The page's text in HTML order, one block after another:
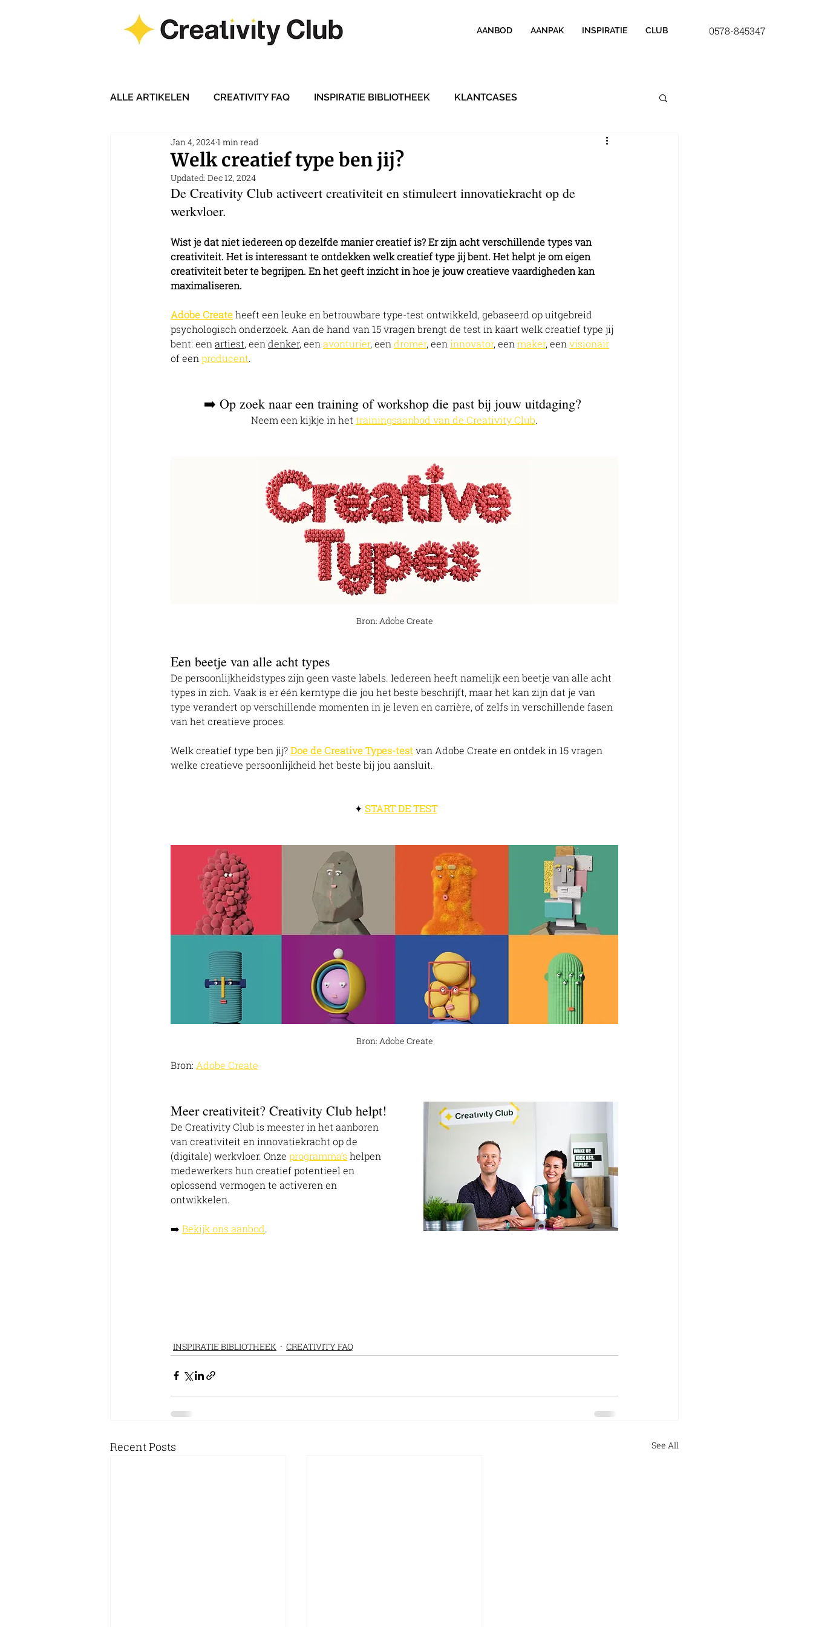
AANBOD AANPAK INSPIRATIE CLUB 0578-845347
ALLE ARTIKELEN CREATIVITY FAQ INSPIRATIE BIBLIOTHEEK KLANTCASES
Welk creatief type ben jij?
Jan 4, 20241 min read
Updated: Dec 12, 2024
De Creativity Club activeert creativiteit en stimuleert innovatiekracht op de
werkvloer.
Wist je dat niet iedereen op dezelfde manier creatief is? Er zijn acht verschillende types van
creativiteit. Het is interessant te ontdekken welk creatief type jij bent. Het helpt je om eigen
creativiteit beter te begrijpen. En het geeft inzicht in hoe je jouw creatieve vaardigheden kan
maximaliseren.
Adobe Create heeft een leuke en betrouwbare type-test ontwikkeld, gebaseerd op uitgebreid
psychologisch onderzoek. Aan de hand van 15 vragen brengt de test in kaart welk creatief type jij
bent: een artiest, een denker, een avonturier, een dromer, een innovator, een maker, een visionair
of een producent.
➡️ Op zoek naar een training of workshop die past bij jouw uitdaging?
Neem een kijkje in het trainingsaanbod van de Creativity Club.
Bron: Adobe Create
Een beetje van alle acht types
De persoonlijkheidstypes zijn geen vaste labels. Iedereen heeft namelijk een beetje van alle acht
types in zich. Vaak is er één kerntype die jou het beste beschrijft, maar het kan zijn dat je van
type verandert op verschillende momenten in je leven en carrière, of zelfs in verschillende fasen
van het creatieve proces.
Welk creatief type ben jij? Doe de Creative Types-test van Adobe Create en ontdek in 15 vragen
welke creatieve persoonlijkheid het beste bij jou aansluit.
✦ START DE TEST
Bron: Adobe Create
Bron: Adobe Create
Meer creativiteit? Creativity Club helpt!
De Creativity Club is meester in het aanboren
van creativiteit en innovatiekracht op de
(digitale) werkvloer. Onze programma’s helpen
medewerkers hun creatief potentieel en
oplossend vermogen te activeren en
ontwikkelen.
➡️ Bekijk ons aanbod.
INSPIRATIE BIBLIOTHEEK CREATIVITY FAQ
Recent Posts See All